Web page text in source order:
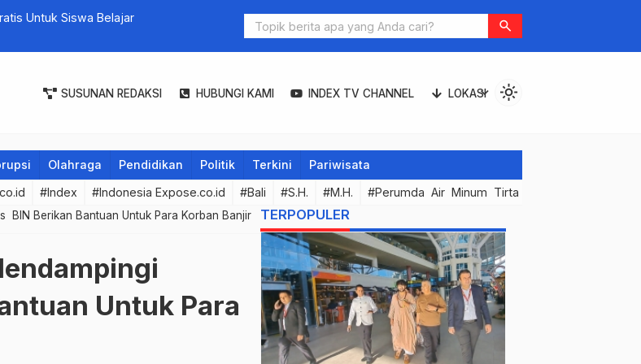
Untuk Siswa Belajar search
SUSUNAN REDAKSI HUBUNGI KAMI INDEX TV CHANNEL LOKASI
expand_more light_mode
Olahraga Pendidikan Politik Terkini Pariwisata
#Index #Indonesia Expose.co.id #Bali #S.H. #M.H. #Perumda Air Minum Tirta Hita Buleleng
BIN Berikan Bantuan Untuk Para Korban Banjir
Untuk Para
TERPOPULER